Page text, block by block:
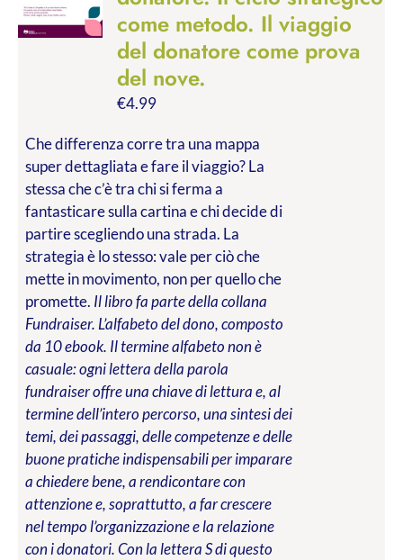
come metodo. Il viaggio
del donatore come prova
del nove.
€4.99
Che differenza corre tra una mappa
super dettagliata e fare il viaggio? La
stessa che c’è tra chi si ferma a
fantasticare sulla cartina e chi decide di
partire scegliendo una strada. La
strategia è lo stesso: vale per ciò che
mette in movimento, non per quello che
promette. Il libro fa parte della collana
Fundraiser. L’alfabeto del dono, composto
da 10 ebook. Il termine alfabeto non è
casuale: ogni lettera della parola
fundraiser offre una chiave di lettura e, al
termine dell’intero percorso, una sintesi dei
temi, dei passaggi, delle competenze e delle
buone pratiche indispensabili per imparare
a chiedere bene, a rendicontare con
attenzione e, soprattutto, a far crescere
nel tempo l’organizzazione e la relazione
con i donatori. Con la lettera S di questo